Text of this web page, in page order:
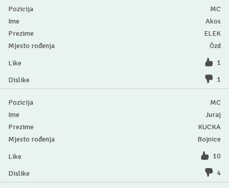
MC
Akos
ELEK
Ózd
1
1
MC
Juraj
KUCKA
Bojnice
10
4